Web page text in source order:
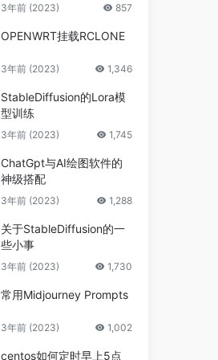
3年前 (2023) 857
OPENWRT挂载RCLONE
3年前 (2023) 1,346
StableDiffusion的Lora模
型训练
3年前 (2023) 1,745
ChatGpt与AI绘图软件的
神级搭配
3年前 (2023) 1,288
关于StableDiffusion的一
些小事
3年前 (2023) 1,730
常用Midjourney Prompts
3年前 (2023) 1,002
centos如何定时早上5点